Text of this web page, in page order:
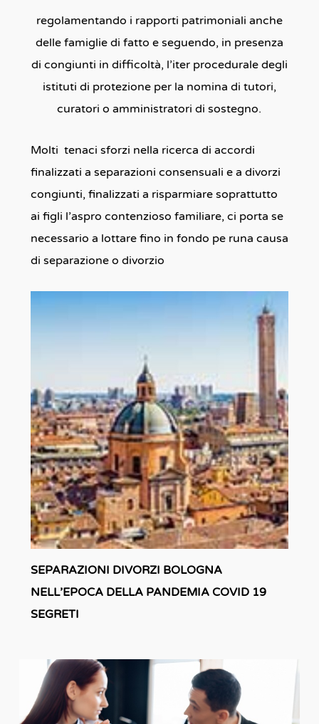
regolamentando i rapporti patrimoniali anche
delle famiglie di fatto e seguendo, in presenza
di congiunti in difficoltà, l’iter procedurale degli
istituti di protezione per la nomina di tutori,
curatori o amministratori di sostegno.
Molti tenaci sforzi nella ricerca di accordi
finalizzati a separazioni consensuali e a divorzi
congiunti, finalizzati a risparmiare soprattutto
ai figli l’aspro contenzioso familiare, ci porta se
necessario a lottare fino in fondo pe runa causa
di separazione o divorzio
SEPARAZIONI DIVORZI BOLOGNA
NELL’EPOCA DELLA PANDEMIA COVID 19
SEGRETI